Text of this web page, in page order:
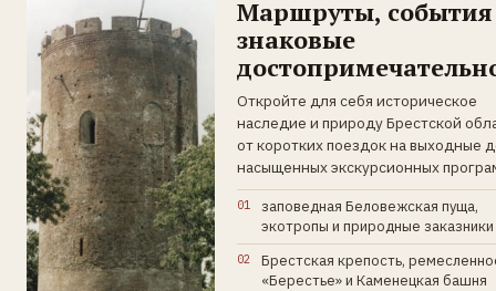
Маршруты,
знаковые
Откройте для себя историческое
наследие и природу Брестской
от коротких поездок на выходные
насыщенных экскурсионных
заповедная Беловежская пуща,
экотропы и природные заказники
Брестская крепость,
«Берестье» и Каменецкая башня